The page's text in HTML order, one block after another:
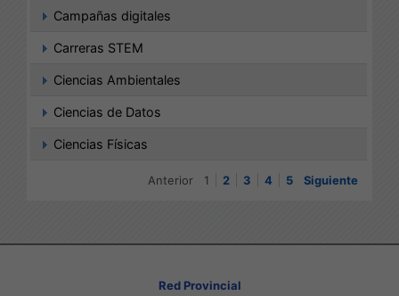
Campañas digitales
Carreras STEM
Ciencias Ambientales
Ciencias de Datos
Ciencias Físicas
Anterior 1 2 3 4 5 Siguiente
Red Provincial